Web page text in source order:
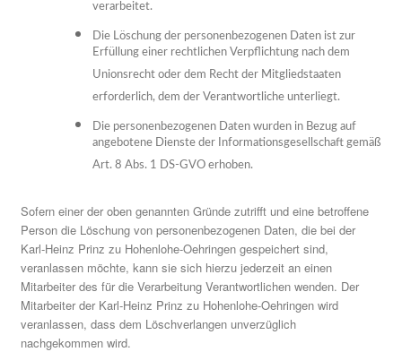
verarbeitet.
Die Löschung der personenbezogenen Daten ist zur
Erfüllung einer rechtlichen Verpflichtung nach dem
Unionsrecht oder dem Recht der Mitgliedstaaten
erforderlich, dem der Verantwortliche unterliegt.
Die personenbezogenen Daten wurden in Bezug auf
angebotene Dienste der Informationsgesellschaft gemäß
Art. 8 Abs. 1 DS-GVO erhoben.
Sofern einer der oben genannten Gründe zutrifft und eine betroffene
Person die Löschung von personenbezogenen Daten, die bei der
Karl-Heinz Prinz zu Hohenlohe-Oehringen gespeichert sind,
veranlassen möchte, kann sie sich hierzu jederzeit an einen
Mitarbeiter des für die Verarbeitung Verantwortlichen wenden. Der
Mitarbeiter der Karl-Heinz Prinz zu Hohenlohe-Oehringen wird
veranlassen, dass dem Löschverlangen unverzüglich
nachgekommen wird.